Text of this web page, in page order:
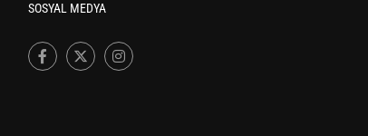
SOSYAL MEDYA